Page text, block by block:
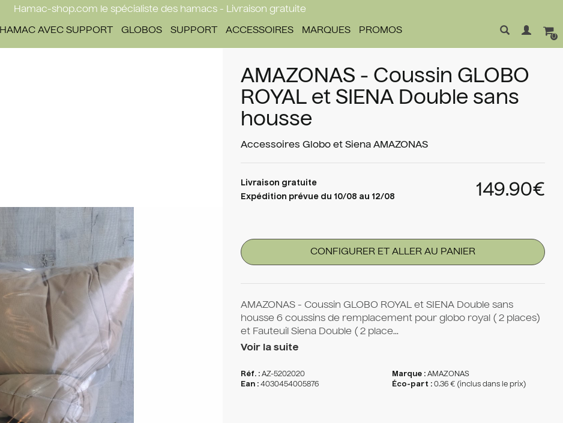
Hamac-shop.com le spécialiste des hamacs - Livraison gratuite
HAMAC AVEC SUPPORT GLOBOS SUPPORT ACCESSOIRES MARQUES PROMOS
0
AMAZONAS - Coussin GLOBO
ROYAL et SIENA Double sans
housse
Accessoires Globo et Siena AMAZONAS
Livraison gratuite
Expédition prévue du 10/08 au 12/08
149.90€
CONFIGURER ET ALLER AU PANIER
AMAZONAS - Coussin GLOBO ROYAL et SIENA Double sans
housse 6 coussins de remplacement pour globo royal ( 2 places)
et Fauteuil Siena Double ( 2 place...
Voir la suite
Réf. : AZ-5202020
Ean : 4030454005876
Marque : AMAZONAS
Éco-part : 0.36 € (inclus dans le prix)